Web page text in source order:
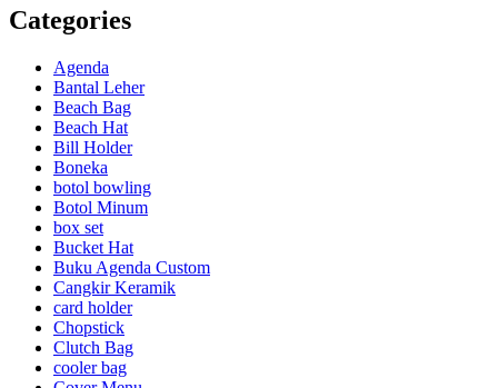
Categories
Agenda
Bantal Leher
Beach Bag
Beach Hat
Bill Holder
Boneka
botol bowling
Botol Minum
box set
Bucket Hat
Buku Agenda Custom
Cangkir Keramik
card holder
Chopstick
Clutch Bag
cooler bag